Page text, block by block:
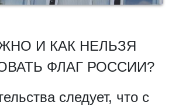
И КАК НЕЛЬЗЯ
ФЛАГ РОССИИ?
следует, что с